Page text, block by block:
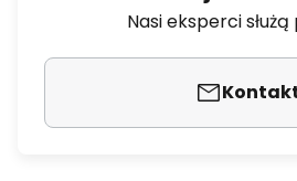
Nasi eksperci